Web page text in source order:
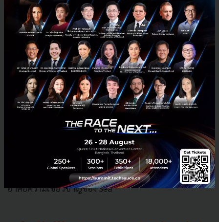
ประจำวัน ซึ่ง SCB คือธนาคารที่ดำเนินธุรกิจมาอย่าง
ยาวนานและมีความน่าเชื่อถือในระดับภูมิภาค ทั้งยังมีฐาน
ผู้ใช้ในประเทศไทยจำนวนมาก นอกจากนี้ยังมีความ
เชี่ยวชาญในบริการทางการเงินอย่างครบวงจร ทั้งโซลูชัน
การชำระเงินรูปแบบต่างๆ การประเมินเครดิต และธุรกิจ
สินเชื่อ ทั้งนี้คุณมณีรัตน์มองว่า Banking ยังเป็น Core ของ
การใช้ชีวิตประจำวัน
คุณปิติพรเสริมว่า Sea มีความเชี่ยวชาญด้าน Gaming และ
e-Commerce ซึ่งมีศักยภาพการเติบโตสูง หาก SCB ลงไป
ให้บริการด้วยตัวเองก็อาจจะทำได้ไม่เต็มที่ การจับมือเป็น
พันธมิตรกับ Sea จะช่วยให้ SCB เข้าถึงอุตสาหกรรมข้าง
ต้นพร้อมกับนำเสนอบริการทางการเงินที่เหมาะสมโดย
อาศัยความเชี่ยวชาญของ Sea